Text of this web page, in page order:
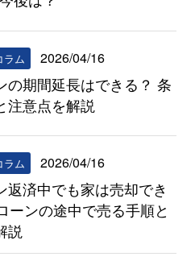
ラム 2026/04/16
の期間延長はできる？ 条
注意点を解説
ラム 2026/04/16
返済中でも家は売却でき
ーンの途中で売る手順と
説